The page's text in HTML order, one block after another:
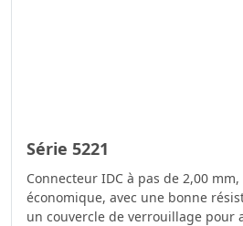
Série 5221
Connecteur IDC à pas de 2,00
économique, avec une bonne
un couvercle de verrouillage pour